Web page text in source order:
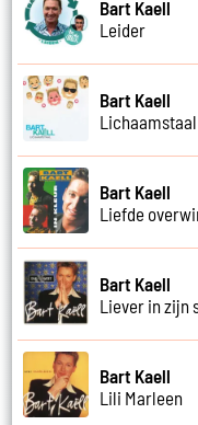
Bart Kaell
Leider
Bart Kaell
Lichaamstaal
Bart Kaell
Liefde
Bart Kaell
Liever in zijn
Bart Kaell
Lili Marleen